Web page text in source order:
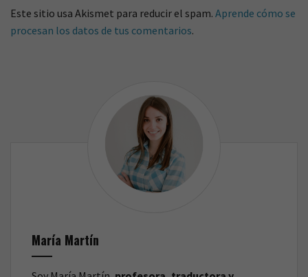
Este sitio usa Akismet para reducir el spam. Aprende cómo se
procesan los datos de tus comentarios.
María Martín